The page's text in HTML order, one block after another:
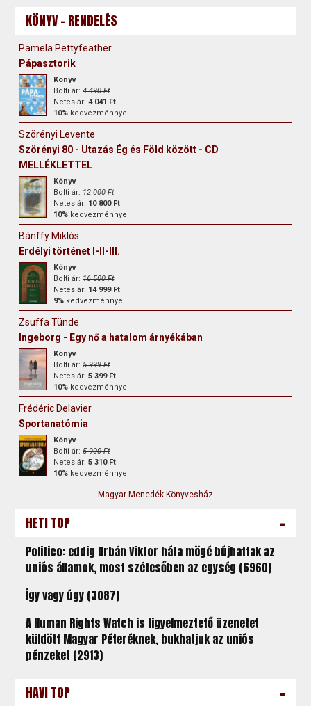
KÖNYV - RENDELÉS
Pamela Pettyfeather
Pápasztorik
Könyv
Bolti ár:4 490 Ft
Netes ár:4 041 Ft
10% kedvezménnyel
Szörényi Levente
Szörényi 80 - Utazás Ég és Föld között - CD
MELLÉKLETTEL
Könyv
Bolti ár:12 000 Ft
Netes ár: 10 800 Ft
10% kedvezménnyel
Bánffy Miklós
Erdélyi történet I-II-III.
Könyv
Bolti ár:16 500 Ft
Netes ár: 14 999 Ft
9% kedvezménnyel
Zsuffa Tünde
Ingeborg - Egy nő a hatalom árnyékában
Könyv
Bolti ár:5 999 Ft
Netes ár:5 399 Ft
10% kedvezménnyel
Frédéric Delavier
Sportanatómia
Könyv
Bolti ár:5 900 Ft
Netes ár:5 310 Ft
10% kedvezménnyel
Magyar Menedék Könyvesház
HETI TOP -
Politico: eddig Orbán Viktor háta mögé bújhattak az
uniós államok, most szétesőben az egység (6960)
Így vagy úgy (3087)
A Human Rights Watch is figyelmeztető üzenetet
küldött Magyar Péteréknek, bukhatjuk az uniós
pénzeket (2913)
HAVI TOP -